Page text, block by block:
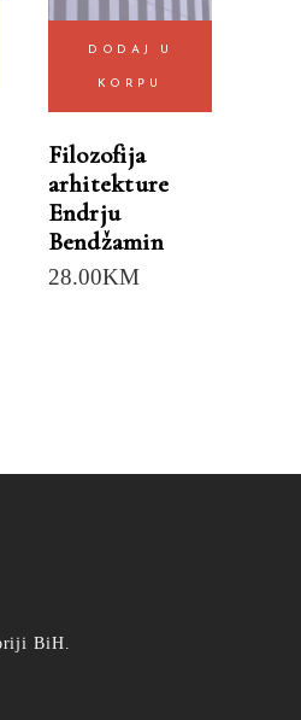
DODAJ U
KORPU
Filozofija
arhitekture
Endrju
Bendžamin
28.00KM
BiH.